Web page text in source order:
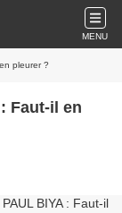
MENU
pleurer ?
Faut-il en